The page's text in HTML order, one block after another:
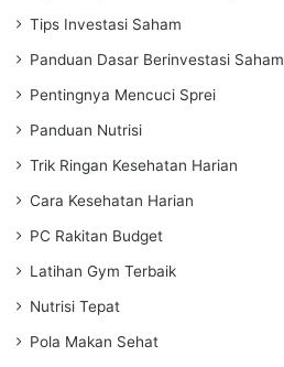
Tips Investasi Saham
Panduan Dasar Berinvestasi Saham
Pentingnya Mencuci Sprei
Panduan Nutrisi
Trik Ringan Kesehatan Harian
Cara Kesehatan Harian
PC Rakitan Budget
Latihan Gym Terbaik
Nutrisi Tepat
Pola Makan Sehat